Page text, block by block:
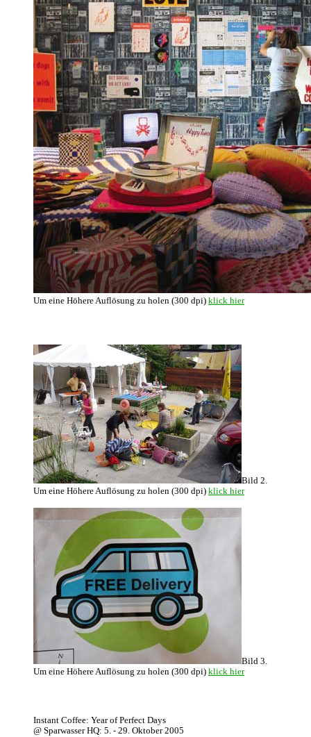
Um eine Höhere Auflösung zu holen (300 dpi) klick hier
Bild 2.
Um eine Höhere Auflösung zu holen (300 dpi) klick hier
Bild 3.
Um eine Höhere Auflösung zu holen (300 dpi) klick hier
Instant Coffee: Year of Perfect Days
@ Sparwasser HQ: 5. - 29. Oktober 2005